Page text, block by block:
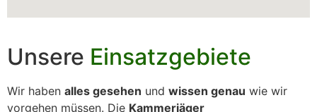
Unsere Einsatzgebiete
Wir haben alles gesehen und wissen genau wie wir
vorgehen müssen. Die Kammerjäger